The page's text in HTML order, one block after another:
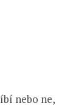
nebo ne,